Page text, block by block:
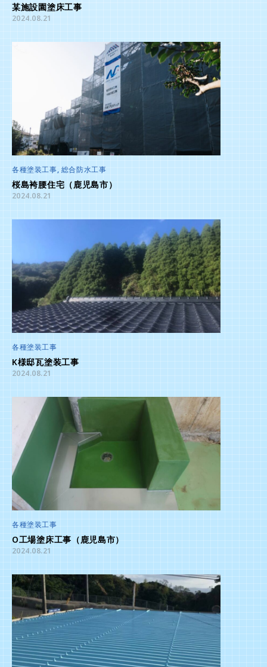
某施設園塗床工事
2024.08.21
各種塗装工事, 総合防水工事
桜島袴腰住宅（鹿児島市）
2024.08.21
各種塗装工事
K様邸瓦塗装工事
2024.08.21
各種塗装工事
O工場塗床工事（鹿児島市）
2024.08.21